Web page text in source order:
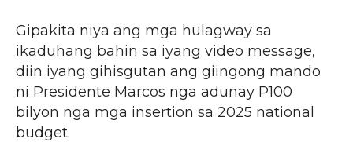
Gipakita niya ang mga hulagway sa
ikaduhang bahin sa iyang video message,
diin iyang gihisgutan ang giingong mando
ni Presidente Marcos nga adunay P100
bilyon nga mga insertion sa 2025 national
budget.